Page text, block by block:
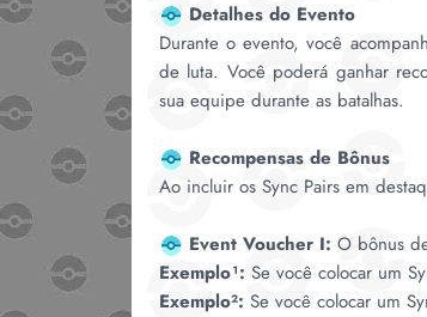
Detalhes do Evento
Durante o evento, você
de luta. Você poderá ganhar
sua equipe durante as batalhas.
Recompensas de Bônus
Ao incluir os Sync Pairs em
Event Voucher I: O bônus
Exemplo¹: Se você colocar um
Exemplo²: Se você colocar um